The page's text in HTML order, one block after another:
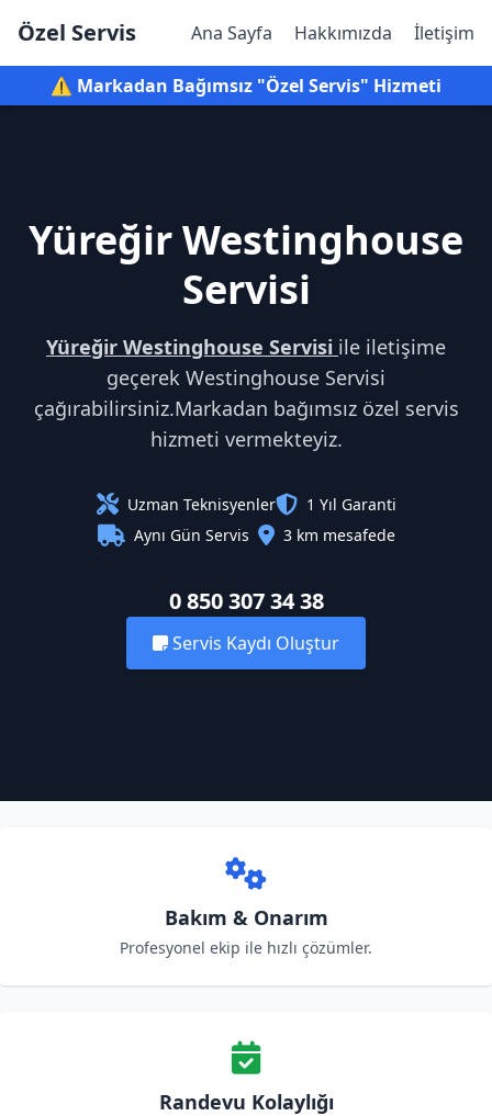
Özel Servis Ana Sayfa Hakkımızda İletişim
⚠️ Markadan Bağımsız "Özel Servis" Hizmeti
Yüreğir Westinghouse
Servisi
Yüreğir Westinghouse Servisi ile iletişime
geçerek Westinghouse Servisi
çağırabilirsiniz.Markadan bağımsız özel servis
hizmeti vermekteyiz.
Uzman Teknisyenler
1 Yıl Garanti
Aynı Gün Servis
3 km mesafede
0 850 307 34 38
Servis Kaydı Oluştur
Bakım & Onarım
Profesyonel ekip ile hızlı çözümler.
Randevu Kolaylığı